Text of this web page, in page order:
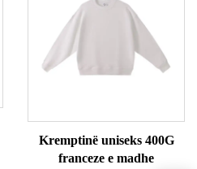
Kremptinë uniseks 400G
franceze e madhe